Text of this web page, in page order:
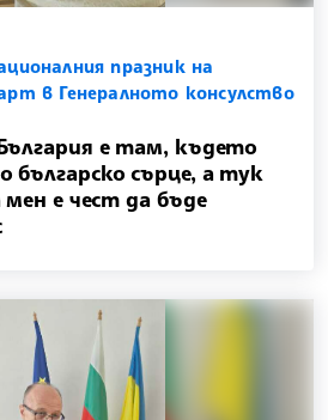
празник на
в Генералното консулство
е там, където
българско сърце, а тук
е чест да бъде